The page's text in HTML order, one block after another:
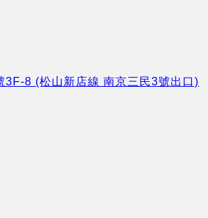
8 (松山新店線 南京三民3號出口)